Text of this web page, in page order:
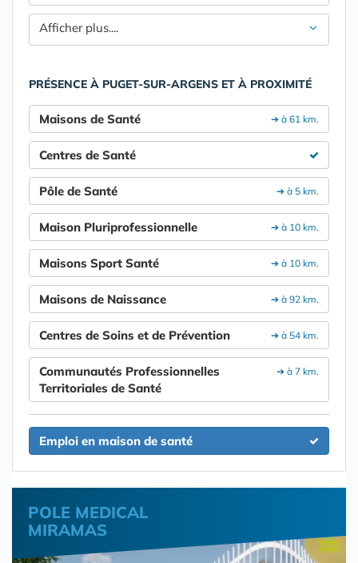
Afficher plus....
PRÉSENCE À PUGET-SUR-ARGENS ET À PROXIMITÉ
➔ à 61 km.
Maisons de Santé
Centres de Santé
➔ à 5 km.
Pôle de Santé
➔ à 10 km.
Maison Pluriprofessionnelle
➔ à 10 km.
Maisons Sport Santé
➔ à 92 km.
Maisons de Naissance
➔ à 54 km.
Centres de Soins et de Prévention
➔ à 7 km.
Communautés Professionnelles
Territoriales de Santé
Emploi en maison de santé
POLE MEDICAL
MIRAMAS